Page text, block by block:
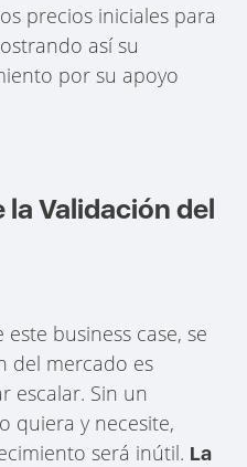
precios iniciales para
así su
por su apoyo
Validación del
business case, se
del mercado es
escalar. Sin un
quiera y necesite,
será inútil. La